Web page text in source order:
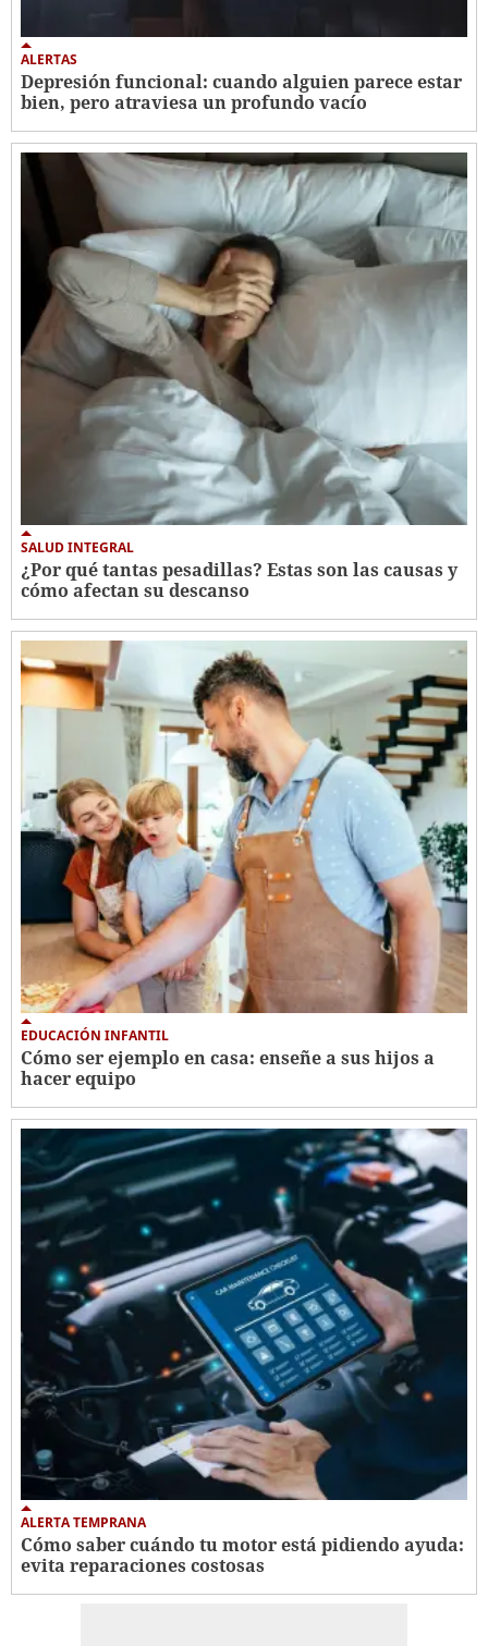
ALERTAS
Depresión funcional: cuando alguien parece estar
bien, pero atraviesa un profundo vacío
SALUD INTEGRAL
¿Por qué tantas pesadillas? Estas son las causas y
cómo afectan su descanso
EDUCACIÓN INFANTIL
Cómo ser ejemplo en casa: enseñe a sus hijos a
hacer equipo
ALERTA TEMPRANA
Cómo saber cuándo tu motor está pidiendo ayuda:
evita reparaciones costosas